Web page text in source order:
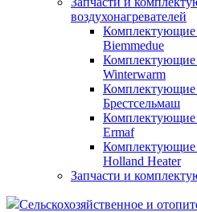
воздухонагревателей
Комплектующие
Biemmedue
Комплектующие
Winterwarm
Комплектующие
Брестсельмаш
Комплектующие
Ermaf
Комплектующие
Holland Heater
Запчасти и
Сельскохозяйственное и